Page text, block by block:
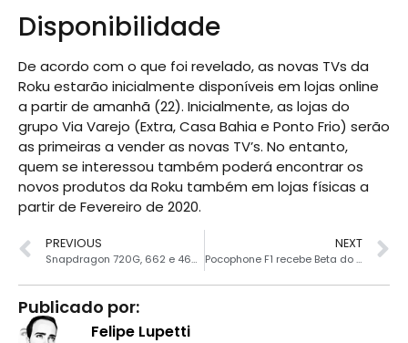
Disponibilidade
De acordo com o que foi revelado, as novas TVs da
Roku estarão inicialmente disponíveis em lojas online
a partir de amanhã (22). Inicialmente, as lojas do
grupo Via Varejo (Extra, Casa Bahia e Ponto Frio) serão
as primeiras a vender as novas TV’s. No entanto,
quem se interessou também poderá encontrar os
novos produtos da Roku também em lojas físicas a
partir de Fevereiro de 2020.
PREVIOUS
Snapdragon 720G, 662 e 460 são os novos chipsets da Qualcomm
NEXT
Pocophone F1 recebe Beta do Android 10
Publicado por:
Felipe Lupetti